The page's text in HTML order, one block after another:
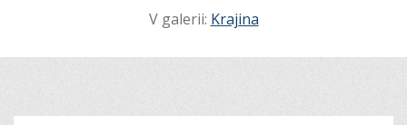
V galerii: Krajina